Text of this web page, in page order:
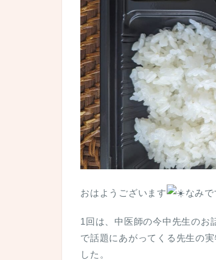
おはようございます なみ
1回は、中医師の今中先生のお
で話題にあがってくる先生の
した。